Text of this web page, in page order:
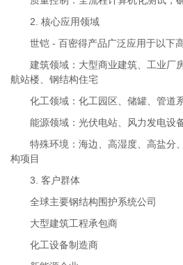
2. 核心应用领域
世铠 - 百密得产品广泛应用于以下
建筑领域：大型商业建筑、工业厂
航站楼、钢结构住宅
化工领域：化工园区、储罐、管道
能源领域：光伏电站、风力发电设
特殊环境：海边、高湿度、高盐分
构项目
3. 客户群体
全球主要钢结构围护系统公司
大型建筑工程承包商
化工设备制造商